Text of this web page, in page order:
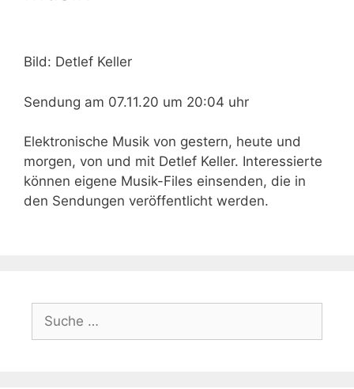
Bild: Detlef Keller
Sendung am 07.11.20 um 20:04 uhr
Elektronische Musik von gestern, heute und
morgen, von und mit Detlef Keller. Interessierte
können eigene Musik-Files einsenden, die in
den Sendungen veröffentlicht werden.
nach: